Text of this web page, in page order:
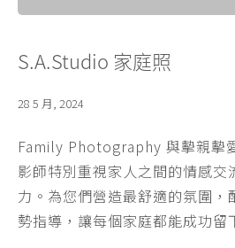
28 5 月, 2024
S.A.Studio 家庭照
Family Photography 與摰親摰
影師特別重視家人之間的情感交
力。為您們營造最舒適的氛圍，
勢指導，讓每個家庭都能成功留